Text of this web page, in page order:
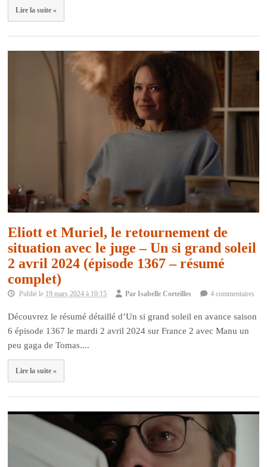
Lire la suite »
Eliott et Muriel, le retournement de
situation avec le juge – Un si grand soleil
2 avril 2024 (épisode 1367 – résumé
complet)
Publié le 19 mars 2024 à 10:15 ParIsabelle Corteilles 4 commentaires
Découvrez le résumé détaillé d’Un si grand soleil en avance saison
6 épisode 1367 le mardi 2 avril 2024 sur France 2 avec Manu un
peu gaga de Tomas....
Lire la suite »